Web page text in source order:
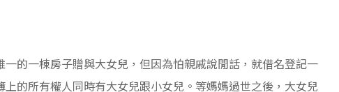
的一棟房子贈與大女兒，但因為怕親戚說閒話，就借名登記一
的所有權人同時有大女兒跟小女兒。等媽媽過世之後，大女兒